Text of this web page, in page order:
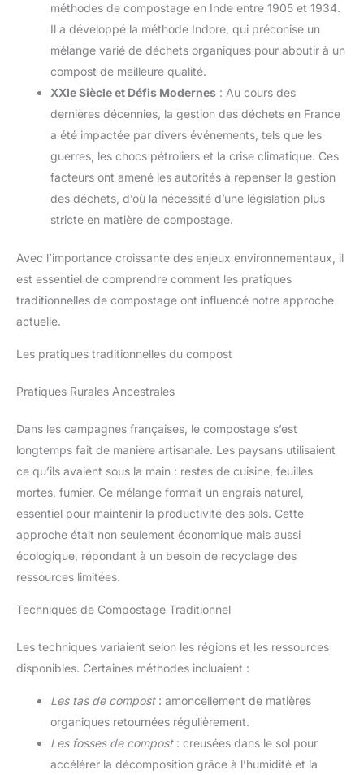
méthodes de compostage en Inde entre 1905 et 1934.
Il a développé la méthode Indore, qui préconise un
mélange varié de déchets organiques pour aboutir à un
compost de meilleure qualité.
XXIe Siècle et Défis Modernes : Au cours des
dernières décennies, la gestion des déchets en France
a été impactée par divers événements, tels que les
guerres, les chocs pétroliers et la crise climatique. Ces
facteurs ont amené les autorités à repenser la gestion
des déchets, d’où la nécessité d’une législation plus
stricte en matière de compostage.
Avec l’importance croissante des enjeux environnementaux, il
est essentiel de comprendre comment les pratiques
traditionnelles de compostage ont influencé notre approche
actuelle.
Les pratiques traditionnelles du compost
Pratiques Rurales Ancestrales
Dans les campagnes françaises, le compostage s’est
longtemps fait de manière artisanale. Les paysans utilisaient
ce qu’ils avaient sous la main : restes de cuisine, feuilles
mortes, fumier. Ce mélange formait un engrais naturel,
essentiel pour maintenir la productivité des sols. Cette
approche était non seulement économique mais aussi
écologique, répondant à un besoin de recyclage des
ressources limitées.
Techniques de Compostage Traditionnel
Les techniques variaient selon les régions et les ressources
disponibles. Certaines méthodes incluaient :
Les tas de compost: amoncellement de matières
organiques retournées régulièrement.
Les fosses de compost: creusées dans le sol pour
accélérer la décomposition grâce à l’humidité et la